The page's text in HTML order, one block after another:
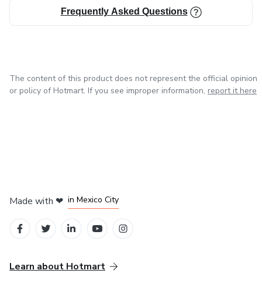
Frequently Asked Questions
The content of this product does not represent the official opinion
or policy of Hotmart. If you see improper information, report it here
Made with ❤ in Mexico City
Learn about Hotmart